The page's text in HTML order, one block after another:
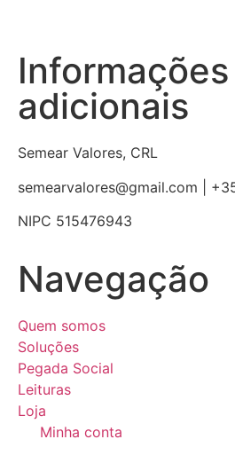
Informações
adicionais
Semear Valores, CRL
semearvalores@gmail.com |
NIPC 515476943
Navegação
Quem somos
Soluções
Pegada Social
Leituras
Loja
Minha conta